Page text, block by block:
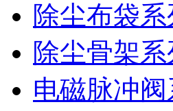
除尘布袋系
除尘骨架系
电磁脉冲阀